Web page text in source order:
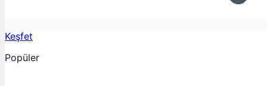
Keşfet
Popüler